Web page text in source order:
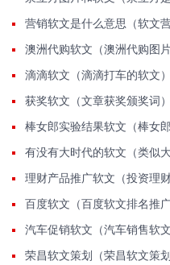
营销软文是什么意思（软文
澳洲代购软文（澳洲代购图片
滴滴软文（滴滴打车的软文）
获奖软文（文章获奖颁奖词）
棒女郎实验结果软文（棒女郎
有没有大时代的软文（类似大
理财产品推广软文（投资理财
百度软文（百度软文排名推广
汽车促销软文（汽车销售软文
荣昌软文策划（荣昌软文策划